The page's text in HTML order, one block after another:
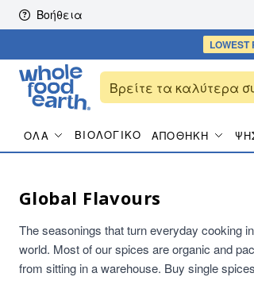
Skip to content
Βοήθεια
LOWEST
ΌΛΑ ΒΙΟΛΟΓΙΚΌ ΑΠΟΘΉΚΗ
Global Flavours
The seasonings that turn everyday cooking
world. Most of our spices are organic and
from sitting in a warehouse. Buy single